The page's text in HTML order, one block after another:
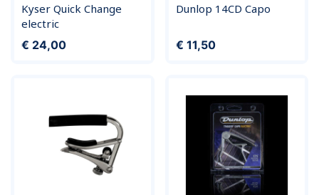
Kyser Quick Change
electric
Prijs
€ 24,00
Dunlop 14CD Capo
Prijs
€ 11,50